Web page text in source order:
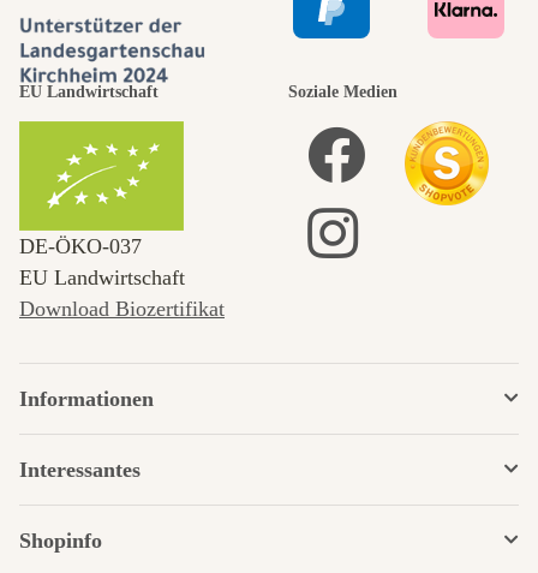
EU Landwirtschaft
DE‑ÖKO‑037
EU Landwirtschaft
Download Biozertifikat
Soziale Medien
Informationen
Interessantes
Shopinfo